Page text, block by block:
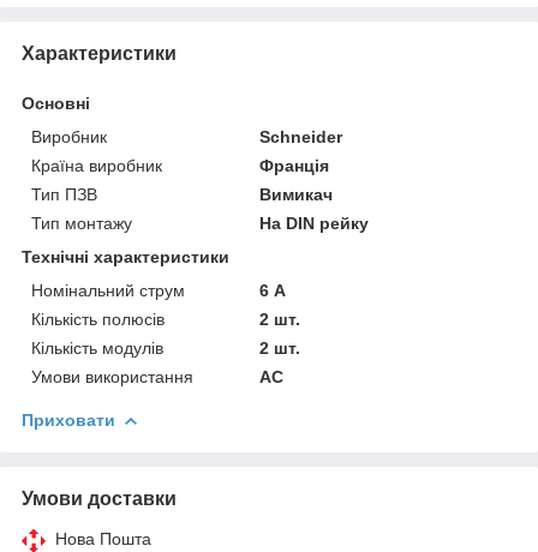
Характеристики
Основні
Виробник
Schneider
Країна виробник
Франція
Тип ПЗВ
Вимикач
Тип монтажу
На DIN рейку
Технічні характеристики
Номінальний струм
6 А
Кількість полюсів
2 шт.
Кількість модулів
2 шт.
Умови використання
АС
Приховати
Умови доставки
Нова Пошта